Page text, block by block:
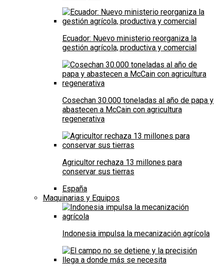
Ecuador: Nuevo ministerio reorganiza la
gestión agrícola, productiva y comercial
Cosechan 30.000 toneladas al año de papa y
abastecen a McCain con agricultura
regenerativa
Agricultor rechaza 13 millones para
conservar sus tierras
España
Maquinarias y Equipos
Indonesia impulsa la mecanización agrícola